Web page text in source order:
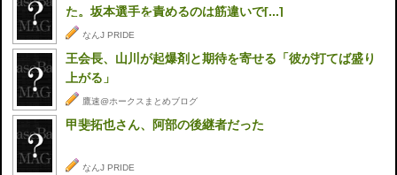
た。坂本選手を責めるのは筋違いで[...]
なんJ PRIDE
王会長、山川が起爆剤と期待を寄せる「彼が打てば盛り
上がる」
鷹速@ホークスまとめブログ
甲斐拓也さん、阿部の後継者だった
なんJ PRIDE